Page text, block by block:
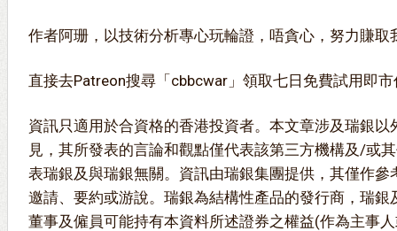
直接去Patreon搜尋「cbbcwar」領取七日免費試用即
資訊只適用於合資格的香港投資者。本文章涉及瑞銀以
見，其所發表的言論和觀點僅代表該第三方機構及/或
表瑞銀及與瑞銀無關。資訊由瑞銀集團提供，其僅作參
邀請、要約或游說。瑞銀為結構性產品的發行商，瑞銀
董事及僱員可能持有本資料所述證券之權益(作為主事